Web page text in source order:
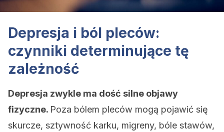
Depresja i ból pleców:
czynniki determinujące tę
zależność
Depresja zwykle ma dość silne objawy
fizyczne. Poza bólem pleców mogą pojawić się
skurcze, sztywność karku, migreny, bóle stawów,